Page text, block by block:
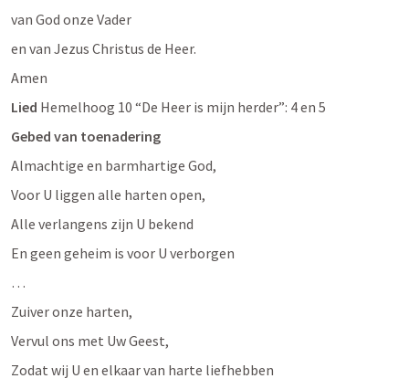
van God onze Vader
en van Jezus Christus de Heer.
Amen
Lied Hemelhoog 10 “De Heer is mijn herder”: 4 en 5
Gebed van toenadering
Almachtige en barmhartige God,
Voor U liggen alle harten open,
Alle verlangens zijn U bekend
En geen geheim is voor U verborgen
…
Zuiver onze harten,
Vervul ons met Uw Geest,
Zodat wij U en elkaar van harte liefhebben